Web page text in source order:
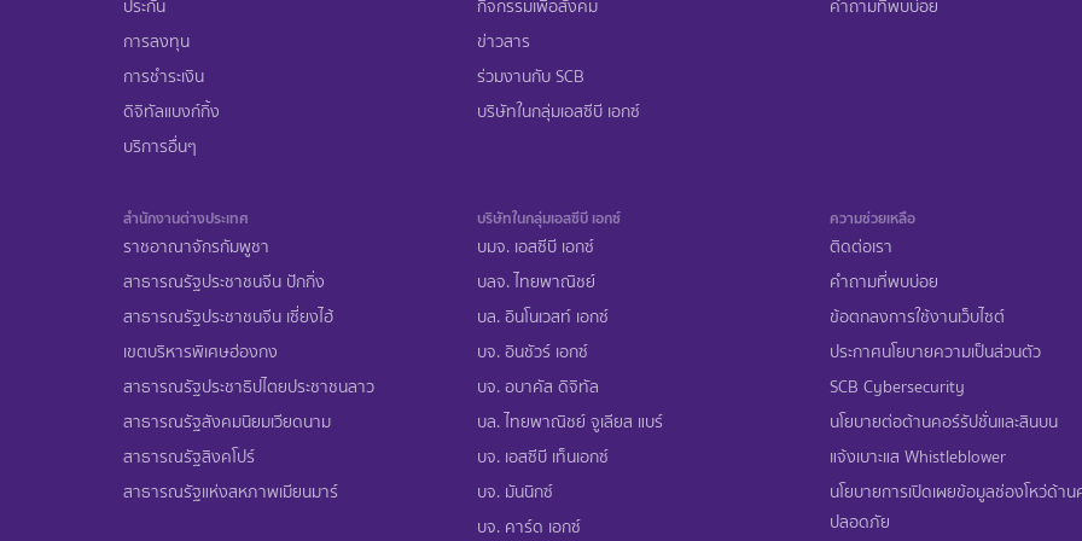
ประกัน
การลงทุน
การชำระเงิน
ดิจิทัลแบงก์กิ้ง
บริการอื่นๆ
กิจกรรมเพื่อสังคม
ข่าวสาร
ร่วมงานกับ SCB
บริษัทในกลุ่มเอสซีบี เอกซ์
คำถามที่พบบ่อย
สำนักงานต่างประเทศ
ราชอาณาจักรกัมพูชา
สาธารณรัฐประชาชนจีน ปักกิ่ง
สาธารณรัฐประชาชนจีน เซี่ยงไฮ้
เขตบริหารพิเศษฮ่องกง
สาธารณรัฐประชาธิปไตยประชาชนลาว
สาธารณรัฐสังคมนิยมเวียดนาม
สาธารณรัฐสิงคโปร์
สาธารณรัฐแห่งสหภาพเมียนมาร์
บริษัทในกลุ่มเอสซีบี เอกซ์
บมจ. เอสซีบี เอกซ์
บลจ. ไทยพาณิชย์
บล. อินโนเวสท์ เอกซ์
บจ. อินชัวร์ เอกซ์
บจ. อบาคัส ดิจิทัล
บล. ไทยพาณิชย์ จูเลียส แบร์
บจ. เอสซีบี เท็นเอกซ์
บจ. มันนิกซ์
บจ. คาร์ด เอกซ์
ความช่วยเหลือ
ติดต่อเรา
คำถามที่พบบ่อย
ข้อตกลงการใช้งานเว็บไซต์
ประกาศนโยบายความเป็นส่วนตัว
SCB Cybersecurity
นโยบายต่อต้านคอร์รัปชั่นและสินบน
แจ้งเบาะแส Whistleblower
นโยบายการเปิดเผยข้อมูลช่องโหว่ด้า
ปลอดภัย